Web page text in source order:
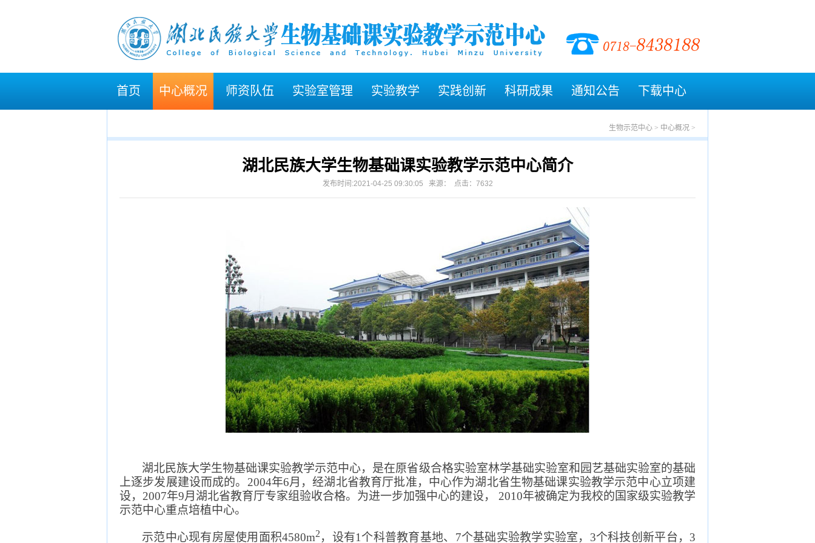
首页 中心概况 师资队伍 实验室管理 实验教学 实践创新 科研成果 通知公告 下载中心
生物示范中心 > 中心概况 >
湖北民族大学生物基础课实验教学示范中心简介
发布时间:2021-04-25 09:30:05 来源： 点击： 7632
湖北民族大学生物基础课实验教学示范中心，是在原省级合格实验室林学基础实验室和园艺基础实验室的基础
上逐步发展建设而成的。 2004年6月，经湖北省教育厅批准，中心作为湖北省生物基础课实验教学示范中心立项建
设， 2007年9月湖北省教育厅专家组验收合格。为进一步加强中心的建设， 2010年被确定为我校的国家级实验教学
示范中心重点培植中心。
示范中心现有房屋使用面积4580m2 ，设有1个科普教育基地、 7个基础实验教学实验室， 3个科技创新平台， 3